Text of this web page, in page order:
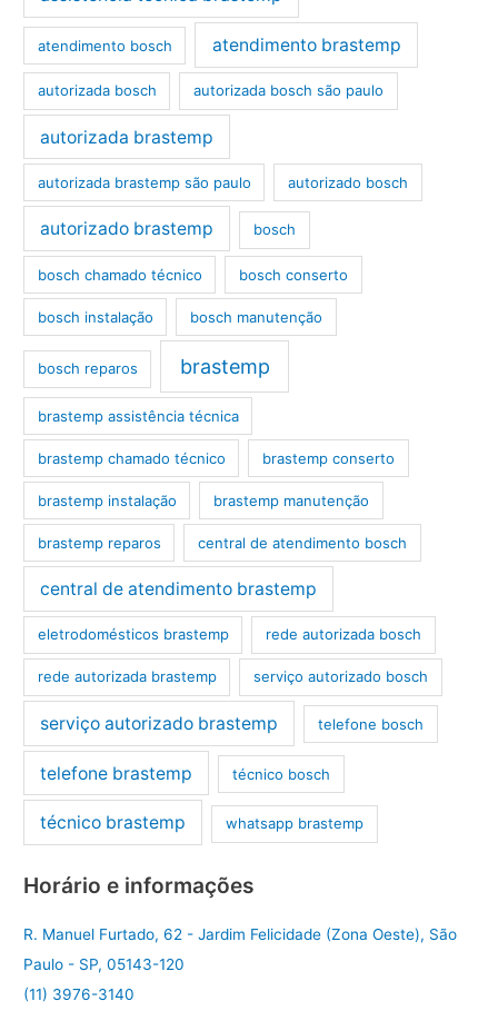
atendimento bosch atendimento brastemp
autorizada bosch autorizada bosch são paulo
autorizada brastemp
autorizada brastemp são paulo autorizado bosch
autorizado brastemp bosch
bosch chamado técnico bosch conserto
bosch instalação bosch manutenção
bosch reparos brastemp
brastemp assistência técnica
brastemp chamado técnico brastemp conserto
brastemp instalação brastemp manutenção
brastemp reparos central de atendimento bosch
central de atendimento brastemp
eletrodomésticos brastemp rede autorizada bosch
rede autorizada brastemp serviço autorizado bosch
serviço autorizado brastemp telefone bosch
telefone brastemp técnico bosch
técnico brastemp whatsapp brastemp
Horário e informações
R. Manuel Furtado, 62 - Jardim Felicidade (Zona Oeste), São
Paulo - SP, 05143-120
(11) 3976-3140